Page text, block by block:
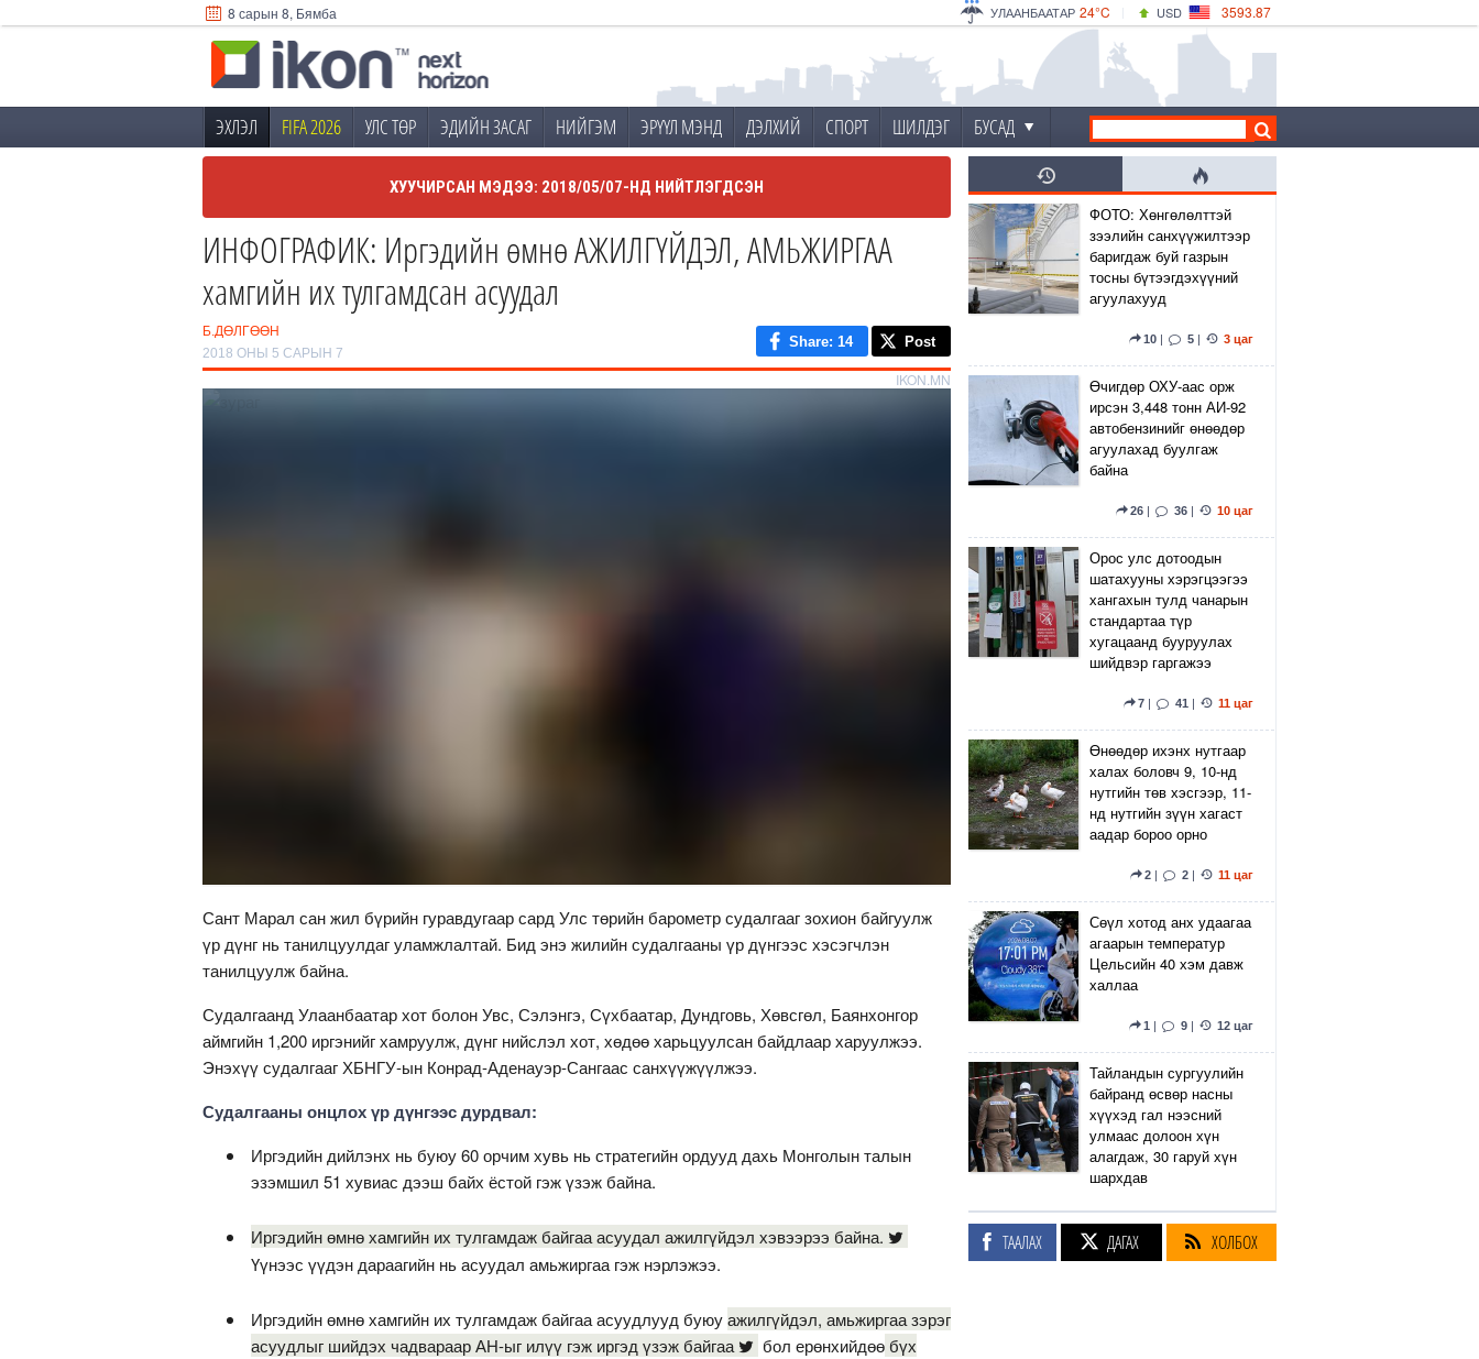
8 сарын 8, Бямба 24°C
УЛААНБААТАР
25°C
ДАРХАН
22°C
ЭРДЭНЭТ
USD 3593.87
4141.04
ЭХЛЭЛ FIFA 2026 УЛС ТӨР ЭДИЙН ЗАСАГ НИЙГЭМ ЭРҮҮЛ МЭНД ДЭЛХИЙ СПОРТ ШИЛДЭГ БУСАД
ХУУЧИРСАН МЭДЭЭ: 2018/05/07-НД НИЙТЛЭГДСЭН
ИНФОГРАФИК: Иргэдийн өмнө АЖИЛГҮЙДЭЛ, АМЬЖИРГАА
хамгийн их тулгамдсан асуудал
Б.ДӨЛГӨӨН
2018 ОНЫ 5 САРЫН 7
Share: 14 Post
IKON.MN
Сант Марал сан жил бүрийн гуравдугаар сард Улс төрийн барометр судалгааг зохион байгуулж
үр дүнг нь танилцуулдаг уламжлалтай. Бид энэ жилийн судалгааны үр дүнгээс хэсэгчлэн
танилцуулж байна.
Судалгаанд Улаанбаатар хот болон Увс, Сэлэнгэ, Сүхбаатар, Дундговь, Хөвсгөл, Баянхонгор
аймгийн 1,200 иргэнийг хамруулж, дүнг нийслэл хот, хөдөө харьцуулсан байдлаар харуулжээ.
Энэхүү судалгааг ХБНГУ-ын Конрад-Аденауэр-Сангаас санхүүжүүлжээ.
Судалгааны онцлох үр дүнгээс дурдвал:
Иргэдийн дийлэнх нь буюу 60 орчим хувь нь стратегийн ордууд дахь Монголын талын
эзэмшил 51 хувиас дээш байх ёстой гэж үзэж байна.
Иргэдийн өмнө хамгийн их тулгамдаж байгаа асуудал ажилгүйдэл хэвээрээ байна.
Үүнээс үүдэн дараагийн нь асуудал амьжиргаа гэж нэрлэжээ.
Иргэдийн өмнө хамгийн их тулгамдаж байгаа асуудлууд буюуажилгүйдэл, амьжиргаа зэрэг
асуудлыг шийдэх чадвараар АН-ыг илүү гэж иргэд үзэж байгаа
бол ерөнхийдөө бүх
ФОТО: Хөнгөлөлттэй
зээлийн санхүүжилтээр
баригдаж буй газрын
тосны бүтээгдэхүүний
агуулахууд
10 | 5 | 3 цаг
Өчигдөр ОХУ-аас орж
ирсэн 3,448 тонн АИ-92
автобензинийг өнөөдөр
агуулахад буулгаж
байна
26 | 36 | 10 цаг
Орос улс дотоодын
шатахууны хэрэгцээгээ
хангахын тулд чанарын
стандартаа түр
хугацаанд бууруулах
шийдвэр гаргажээ
7 | 41 | 11 цаг
Өнөөдөр ихэнх нутгаар
халах боловч 9, 10-нд
нутгийн төв хэсгээр, 11-
нд нутгийн зүүн хагаст
аадар бороо орно
2 | 2 | 11 цаг
Сөүл хотод анх удаагаа
агаарын температур
Цельсийн 40 хэм давж
халлаа
1 | 9 | 12 цаг
Тайландын сургуулийн
байранд өсвөр насны
хүүхэд гал нээсний
улмаас долоон хүн
алагдаж, 30 гаруй хүн
шархдав
Екатеринбург хот дахь
ТААЛАХ ДАГАХ ХОЛБОХ